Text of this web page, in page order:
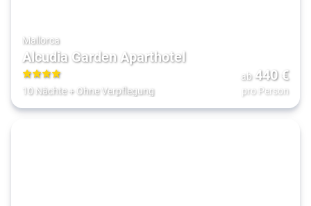
Mallorca
Alcudia Garden Aparthotel
4
10 Nächte+ Ohne Verpflegung
ab 440€
pro Person